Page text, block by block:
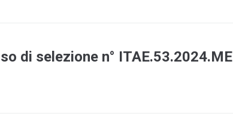
di selezione n° ITAE.53.2024.ME